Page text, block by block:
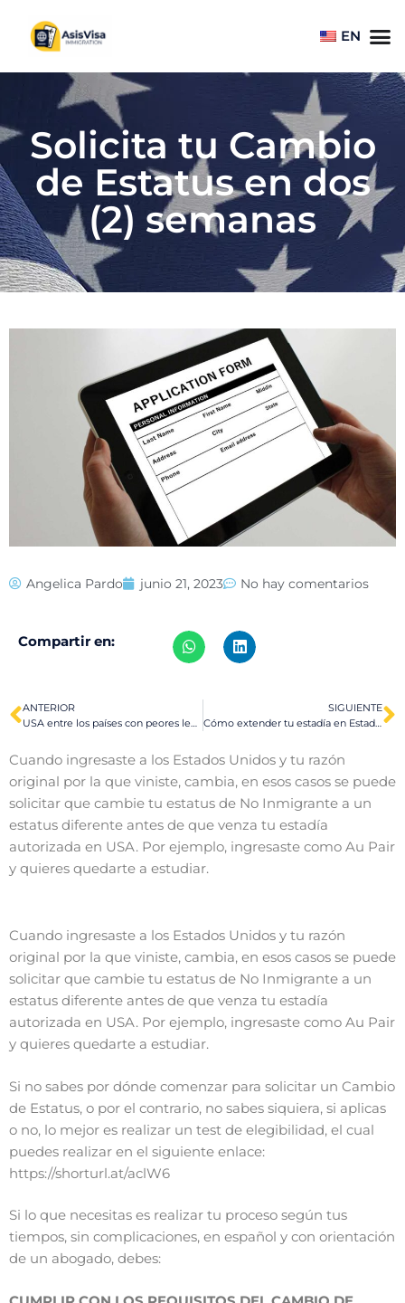
EN
Solicita tu Cambio
de Estatus en dos
(2) semanas
Angelica Pardo junio 21, 2023 No hay comentarios
Compartir en:
ANTERIOR
USA entre los países con peores leyes laborales
SIGUIENTE
Cómo extender tu estadía en Estados Unidos si ingresaste como turista
Cuando ingresaste a los Estados Unidos y tu razón
original por la que viniste, cambia, en esos casos se puede
solicitar que cambie tu estatus de No Inmigrante a un
estatus diferente antes de que venza tu estadía
autorizada en USA. Por ejemplo, ingresaste como Au Pair
y quieres quedarte a estudiar.
Cuando ingresaste a los Estados Unidos y tu razón
original por la que viniste, cambia, en esos casos se puede
solicitar que cambie tu estatus de No Inmigrante a un
estatus diferente antes de que venza tu estadía
autorizada en USA. Por ejemplo, ingresaste como Au Pair
y quieres quedarte a estudiar.
Si no sabes por dónde comenzar para solicitar un Cambio
de Estatus, o por el contrario, no sabes siquiera, si aplicas
o no, lo mejor es realizar un test de elegibilidad, el cual
puedes realizar en el siguiente enlace:
https://shorturl.at/aclW6
Si lo que necesitas es realizar tu proceso según tus
tiempos, sin complicaciones, en español y con orientación
de un abogado, debes: